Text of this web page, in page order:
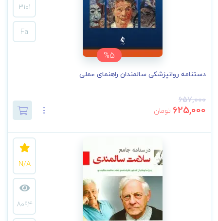
%5
3101
Fa
دستنامه روانپزشکی سالمندان راهنمای عملی
657,000
625,000 تومان
N/A
8094